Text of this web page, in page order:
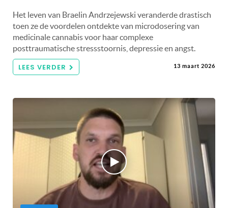
Het leven van Braelin Andrzejewski veranderde drastisch
toen ze de voordelen ontdekte van microdosering van
medicinale cannabis voor haar complexe
posttraumatische stressstoornis, depressie en angst.
LEES VERDER 13 maart 2026